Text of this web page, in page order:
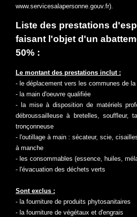
www.servicesalapersonne.gouv.fr).
Liste des prestations
faisant l'objet d'un
50% :
Le montant des prestations inclut :
- le déplacement vers les communes de la
- la main d'oeuvre qualifiée
- la mise à disposition de matériels
débroussailleuse à bretelles, souffleur,
tronçonneuse
- l'outillage à main : sécateur, scie,
à manche
- les consommables (essence, huiles,
- l'évacuation des déchets verts
Sont exclus :
- la fourniture de produits phytosanitaires
- la fourniture de végétaux et d'engrais